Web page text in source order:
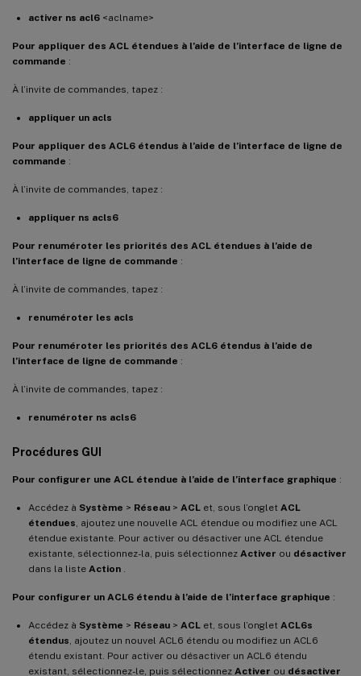
activer ns acl6 <aclname>
Pour appliquer des ACL étendues à l’aide de l’interface de ligne de
commande :
À l’invite de commandes, tapez :
appliquer un acls
Pour appliquer des ACL6 étendus à l’aide de l’interface de ligne de
commande :
À l’invite de commandes, tapez :
appliquer ns acls6
Pour renuméroter les priorités des ACL étendues à l’aide de
l’interface de ligne de commande :
À l’invite de commandes, tapez :
renuméroter les acls
Pour renuméroter les priorités des ACL6 étendus à l’aide de
l’interface de ligne de commande :
À l’invite de commandes, tapez :
renuméroter ns acls6
Procédures GUI
Pour configurer une ACL étendue à l’aide de l’interface graphique :
Accédez à Système > Réseau > ACL et, sous l’onglet ACL
étendues , ajoutez une nouvelle ACL étendue ou modifiez une ACL
étendue existante. Pour activer ou désactiver une ACL étendue
existante, sélectionnez-la, puis sélectionnez Activer ou désactiver
dans la liste Action
Pour configurer un ACL6 étendu à l’aide de l’interface graphique :
Accédez à Système > Réseau > ACL et, sous l’onglet ACL6s
étendus , ajoutez un nouvel ACL6 étendu ou modifiez un ACL6
étendu existant. Pour activer ou désactiver un ACL6 étendu
existant, sélectionnez-le, puis sélectionnez Activer ou désactiver